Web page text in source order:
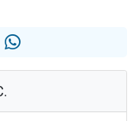
en groupe sur Zoom
Maasser
don pour Événements Torah-Box